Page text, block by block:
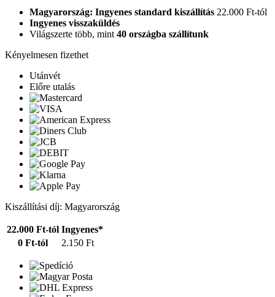
Magyarország: Ingyenes standard kiszállítás 22.000 Ft-tól
Ingyenes visszaküldés
Világszerte több, mint 40 országba szállítunk
Kényelmesen fizethet
Utánvét
Előre utalás
Kiszállítási díj: Magyarország
22.000 Ft-tól Ingyenes*
0 Ft-tól
2.150 Ft